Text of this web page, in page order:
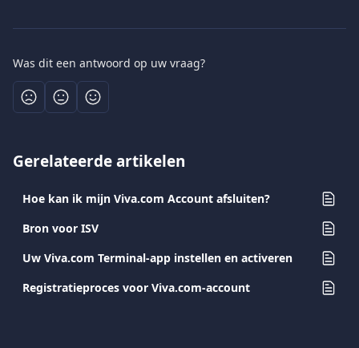
Was dit een antwoord op uw vraag?
Gerelateerde artikelen
Hoe kan ik mijn Viva.com Account afsluiten?
Bron voor ISV
Uw Viva.com Terminal-app instellen en activeren
Registratieproces voor Viva.com-account